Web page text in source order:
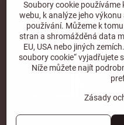
DOPRAVA ZDARMA
při objednávce nad2000 Kč vč.
*Nevztahuje se na paletovou
Soubory cookie
webu, k analýze jeho
používání. Můžeme k
stran a shromážděná data
EU, USA nebo jiných
soubory cookie“ vyjadřujete
Níže můžete najít
Zásady